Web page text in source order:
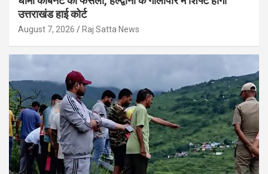
उत्तराखंड हाई कोर्ट
August 7, 2026 Raj Satta News